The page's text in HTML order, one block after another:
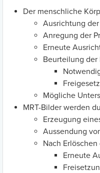
Der menschliche
Ausrichtung
Anregung der
Erneute
Beurteilung der
Mögliche
MRT-Bilder werden
Erzeugung
Aussendung
Nach
Erneute